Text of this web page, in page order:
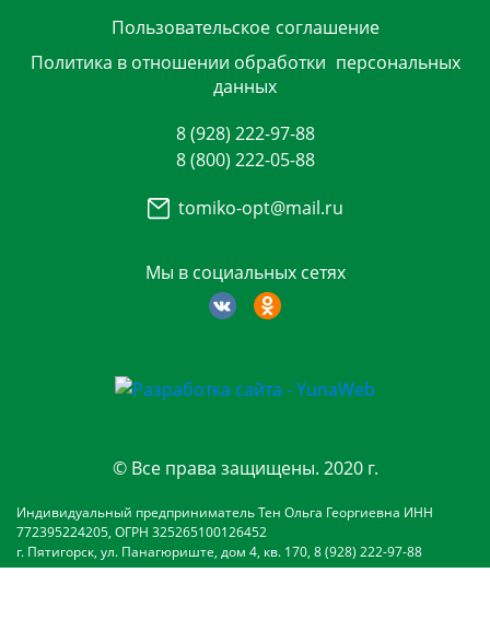
Пользовательское соглашение
Политика в отношении обработки персональных
данных
Мы в социальных сетях
8 (928) 222-97-88
8 (800) 222-05-88
tomiko-opt@mail.ru
© Все права защищены. 2020 г.
Индивидуальный предприниматель Тен Ольга Георгиевна ИНН
772395224205, ОГРН 325265100126452
г. Пятигорск, ул. Панагюриште, дом 4, кв. 170, 8 (928) 222-97-88